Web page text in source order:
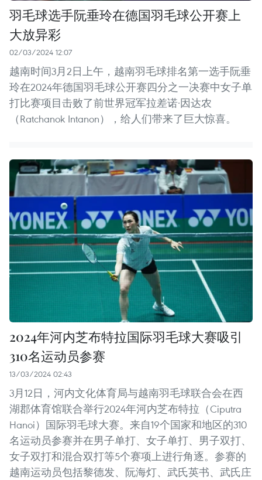
羽毛球选手阮垂玲在德国羽毛球公开赛上
大放异彩
02/03/2024 12:07
越南时间3月2日上午，越南羽毛球排名第一选手阮垂
玲在2024年德国羽毛球公开赛四分之一决赛中女子单
打比赛项目击败了前世界冠军拉差诺·因达农
（Ratchanok Intanon），给人们带来了巨大惊喜。
2024年河内芝布特拉国际羽毛球大赛吸引
310名运动员参赛
13/03/2024 02:43
3月12日，河内文化体育局与越南羽毛球联合会在西
湖郡体育馆联合举行2024年河内芝布特拉（Ciputra
Hanoi）国际羽毛球大赛。来自19个国家和地区的310
名运动员参赛并在男子单打、女子单打、男子双打、
女子双打和混合双打等5个赛项上进行角逐。参赛的
越南运动员包括黎德发、阮海灯、武氏英书、武氏庄